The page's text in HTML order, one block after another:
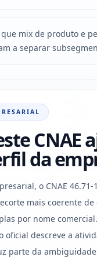
mix de produto e
a separar
CNAE
da
o CNAE 46.71-
mais coerente de
por nome
oficial descreve a
parte da